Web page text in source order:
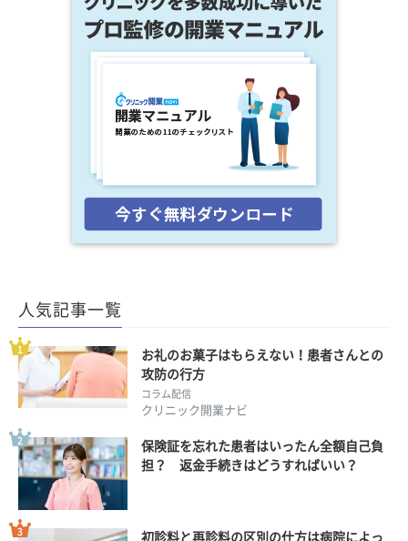
人気記事一覧
お礼のお菓子はもらえない！患者さんとの
攻防の行方
コラム配信
クリニック開業ナビ
保険証を忘れた患者はいったん全額自己負
担？ 返金手続きはどうすればいい？
初診料と再診料の区別の仕方は病院によっ